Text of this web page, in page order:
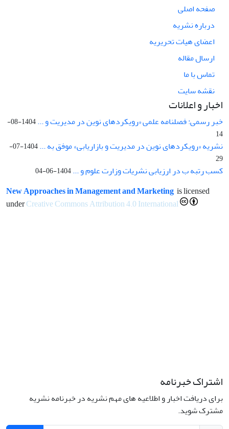
صفحه اصلی
درباره نشریه
اعضای هیات تحریریه
ارسال مقاله
تماس با ما
نقشه سایت
اخبار و اعلانات
خبر رسمی: فصلنامه علمی «رویکردهای نوین در مدیریت و ...
1404-08-
14
نشریه «رویکردهای نوین در مدیریت و بازاریابی» موفق به ...
1404-07-
29
کسب رتبه ب در ارزیابی نشریات وزارت علوم و ...1404-06-04
New Approaches in Management and Marketing is licensed
underCreative Commons Attribution 4.0 International
اشتراک خبرنامه
برای دریافت اخبار و اطلاعیه های مهم نشریه در خبرنامه نشریه
مشترک شوید.